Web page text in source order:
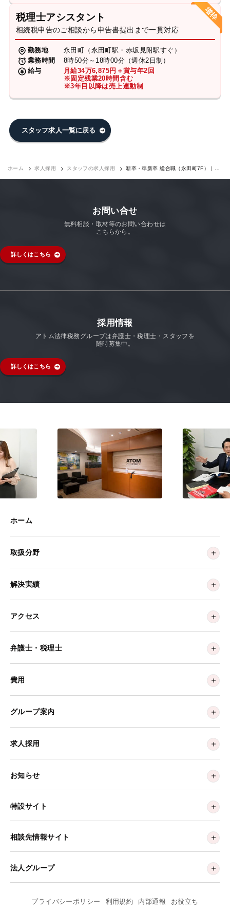
税理士アシスタント
相続税申告のご相談から申告書提出まで一貫対応
勤務地
永田町（永田町駅・赤坂見附駅すぐ）
業務時間
8時50分～18時00分（週休2日制）
給与
月給34万6,875円＋賞与年2回
※固定残業20時間含む
※3年目以降は売上連動制
スタッフ求人一覧に戻る
ホーム 求人採用 スタッフの求人採用
新卒・準新卒 総合職（永田町7F）｜求
お問い合せ
無料相談・取材等のお問い合わせは
こちらから。
詳しくはこちら
採用情報
アトム法律税務グループは弁護士・税理士・スタッフを
随時募集中。
詳しくはこちら
ホーム
取扱分野
解決実績
アクセス
弁護士・税理士
費用
グループ案内
求人採用
お知らせ
特設サイト
相談先情報サイト
法人グループ
プライバシーポリシー 利用規約 内部通報 お役立ち